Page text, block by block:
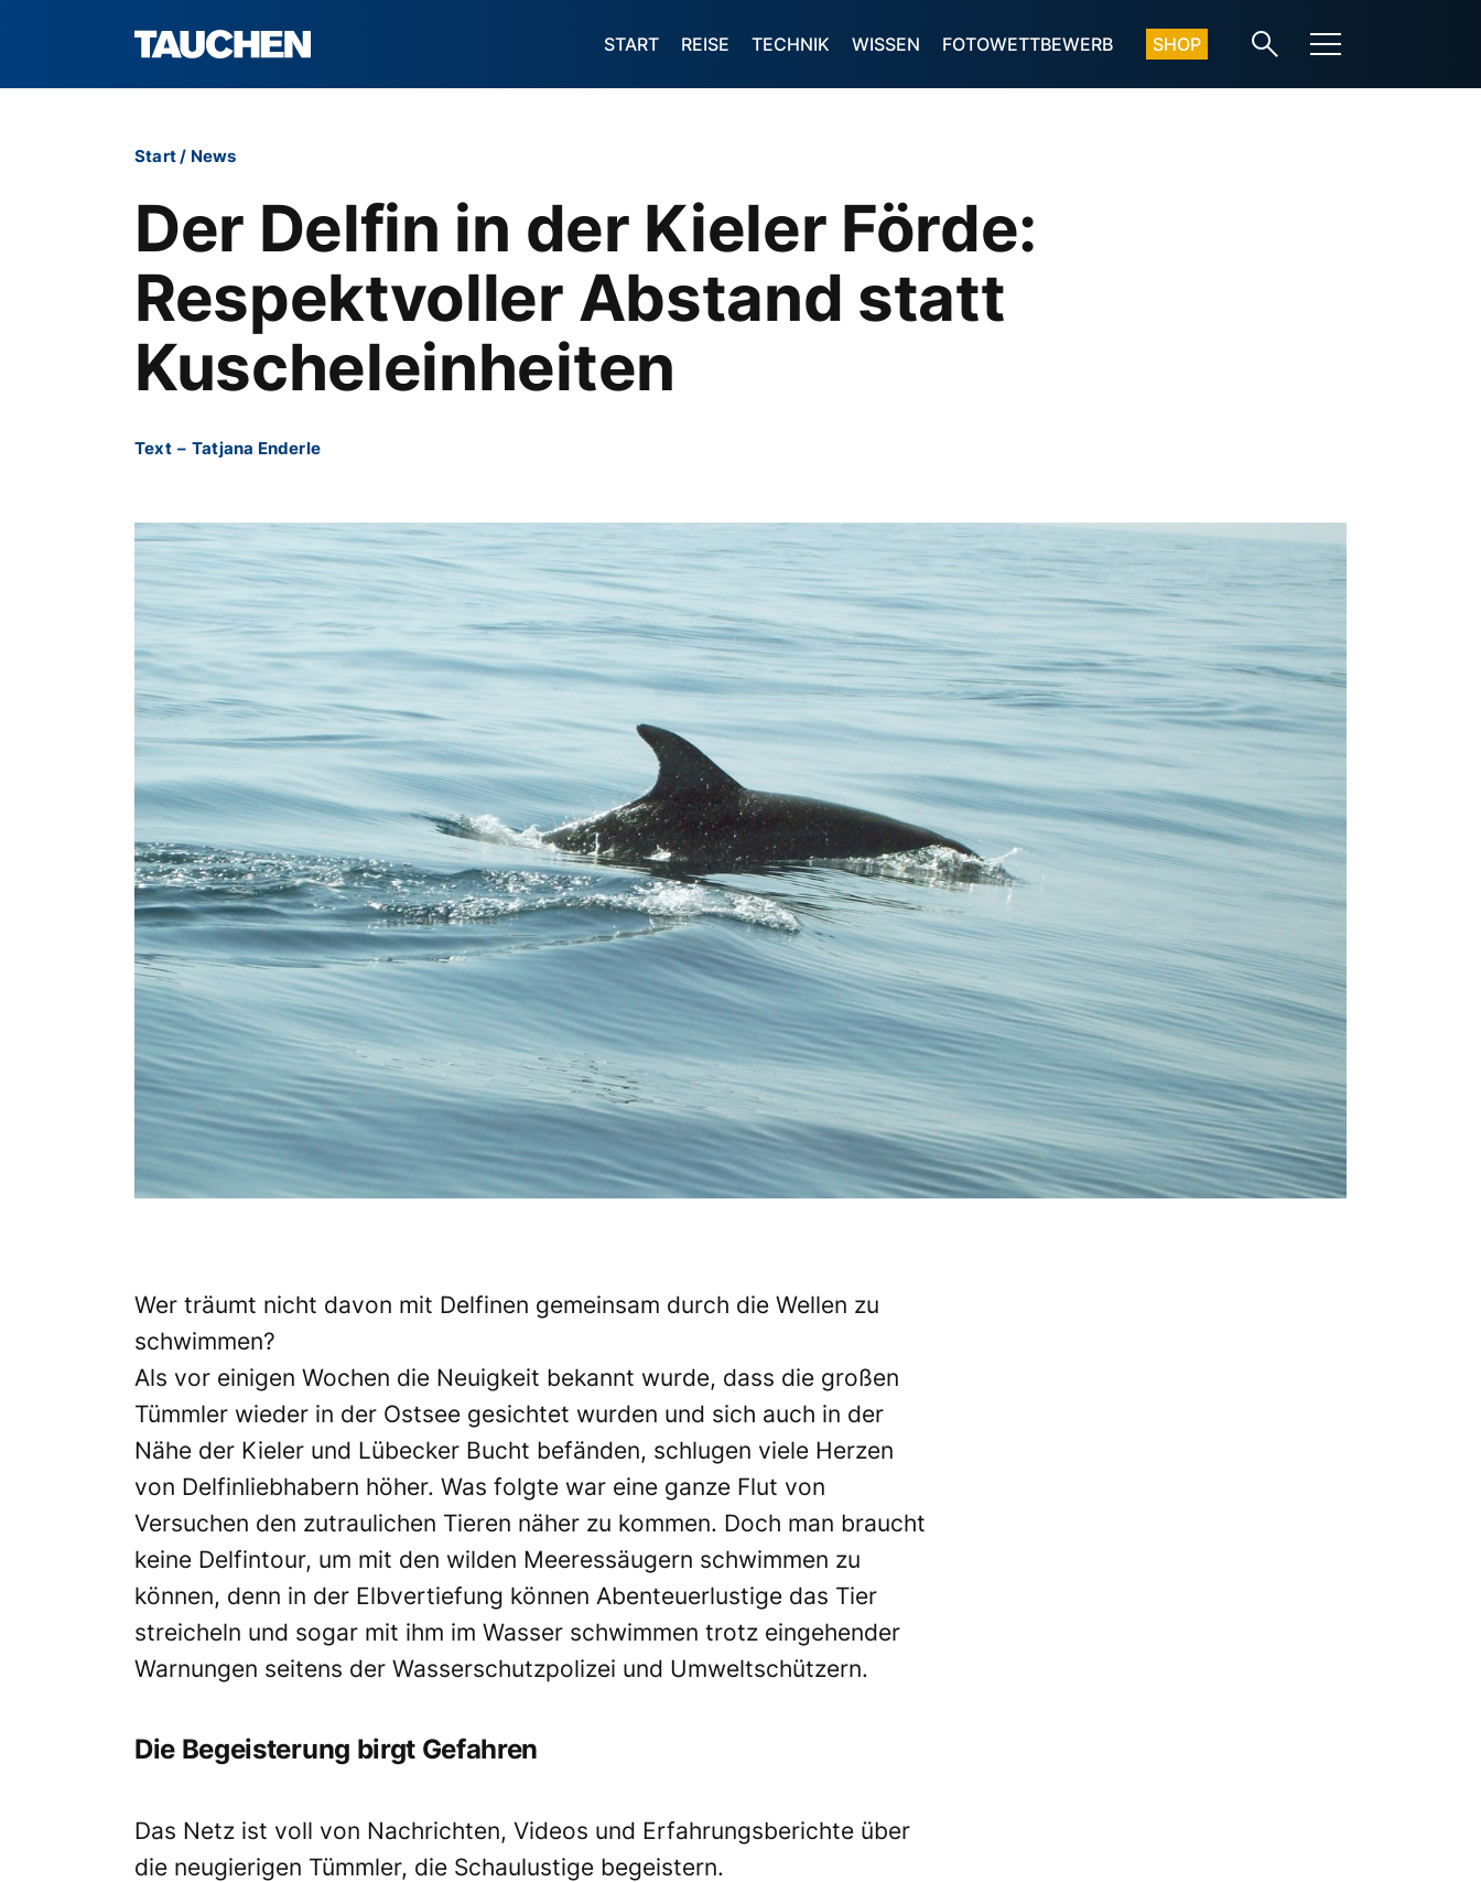
START REISE TECHNIK WISSEN FOTOWETTBEWERB SHOP
Start/ News
Der Delfin in der Kieler Förde:
Respektvoller Abstand statt
Kuscheleinheiten
Text – Tatjana Enderle
Wer träumt nicht davon mit Delfinen gemeinsam durch die Wellen zu
schwimmen?
Als vor einigen Wochen die Neuigkeit bekannt wurde, dass die großen
Tümmler wieder in der Ostsee gesichtet wurden und sich auch in der
Nähe der Kieler und Lübecker Bucht befänden, schlugen viele Herzen
von Delfinliebhabern höher. Was folgte war eine ganze Flut von
Versuchen den zutraulichen Tieren näher zu kommen. Doch man braucht
keine Delfintour, um mit den wilden Meeressäugern schwimmen zu
können, denn in der Elbvertiefung können Abenteuerlustige das Tier
streicheln und sogar mit ihm im Wasser schwimmen trotz eingehender
Warnungen seitens der Wasserschutzpolizei und Umweltschützern.
Die Begeisterung birgt Gefahren
Das Netz ist voll von Nachrichten, Videos und Erfahrungsberichte über
die neugierigen Tümmler, die Schaulustige begeistern.